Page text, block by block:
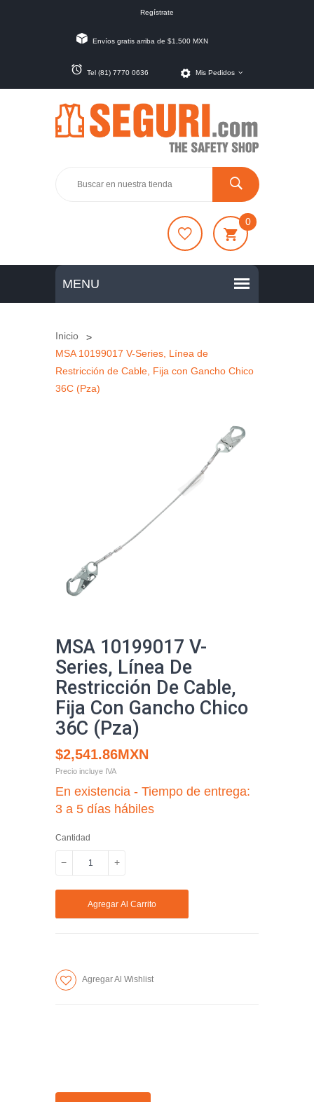
Regístrate
Envíos gratis arriba de $1,500 MXN
Tel (81) 7770 0636 Mis Pedidos
0
Inicio
MSA 10199017 V-Series, Línea de
Restricción de Cable, Fija con Gancho Chico
36C (Pza)
MSA 10199017 V-
Series, Línea De
Restricción De Cable,
Fija Con Gancho Chico
36C (Pza)
$2,541.86MXN
Precio incluye IVA
En existencia - Tiempo de entrega:
3 a 5 días hábiles
Cantidad
−
Quitar
de
artículos
+
artículos
Agregar Al Carrito
Agregar Al Wishlist